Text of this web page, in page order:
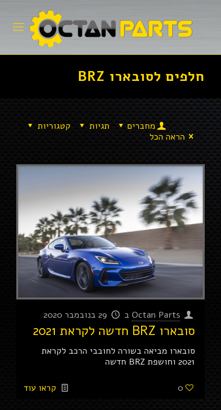
חלפים לסובארו BRZ
קטגוריות תגיות
מחברים
הראה הכל
Octan Parts ב 29 בנובמבר 2020
סובארו BRZ חדשה לקראת 2021
סובארו מביאה בשורה לחובבי הרכב לקראת
2021 וחושפת BRZ חדשה
0 קראו עוד